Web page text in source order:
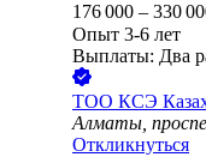
176 000 – 330
Опыт 3-6 лет
Выплаты: Два
ТОО КСЭ
Алматы,
Откликнуться